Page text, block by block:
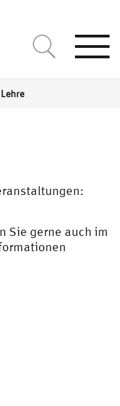
Lehre
Sie gerne auch im